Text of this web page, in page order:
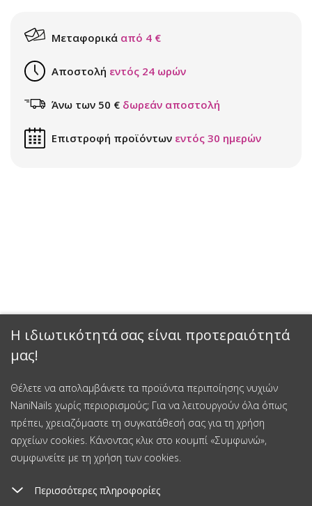
Η ιδιωτικότητά σας είναι προτεραιότητά
μας!
Θέλετε να απολαμβάνετε τα προϊόντα περιποίησης νυχιών
NaniNails χωρίς περιορισμούς; Για να λειτουργούν όλα όπως
πρέπει, χρειαζόμαστε τη συγκατάθεσή σας για τη χρήση
αρχείων cookies. Κάνοντας κλικ στο κουμπί «Συμφωνώ»,
συμφωνείτε με τη χρήση των cookies.
Περισσότερες πληροφορίες
Μεταφορικά από 4 €
Αποστολή εντός 24 ωρών
Άνω των 50 € δωρεάν αποστολή
Επιστροφή προϊόντων εντός 30 ημερών